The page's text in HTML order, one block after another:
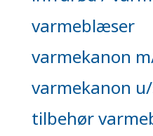
varmeblæser
varmekanon
varmekanon
tilbehør